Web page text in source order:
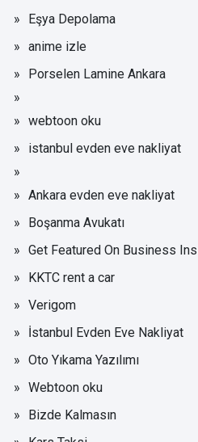
Eşya Depolama
anime izle
Porselen Lamine Ankara
webtoon oku
istanbul evden eve nakliyat
Ankara evden eve nakliyat
Boşanma Avukatı
Get Featured On Business
KKTC rent a car
Verigom
İstanbul Evden Eve Nakliyat
Oto Yıkama Yazılımı
Webtoon oku
Bizde Kalmasın